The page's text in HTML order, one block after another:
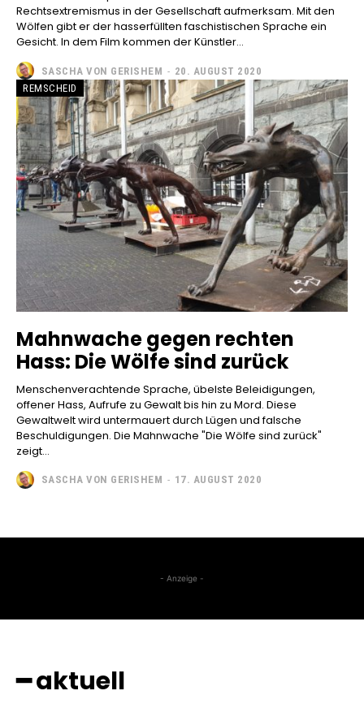
Rechtsextremismus in der Gesellschaft aufmerksam. Mit den
Wölfen gibt er der hasserfüllten faschistischen Sprache ein
Gesicht. In dem Film kommen der Künstler...
SASCHA VON GERISHEM - 20. AUGUST 2020
REMSCHEID
Mahnwache gegen rechten
Hass: Die Wölfe sind zurück
Menschenverachtende Sprache, übelste Beleidigungen,
offener Hass, Aufrufe zu Gewalt bis hin zu Mord. Diese
Gewaltwelt wird untermauert durch Lügen und falsche
Beschuldigungen. Die Mahnwache "Die Wölfe sind zurück"
zeigt...
SASCHA VON GERISHEM - 17. AUGUST 2020
- Anzeige -
━ aktuell